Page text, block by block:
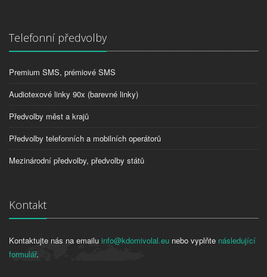
Telefonní předvolby
Premium SMS, prémiové SMS
Audiotexové linky 90x (barevné linky)
Předvolby měst a krajů
Předvolby telefonních a mobilních operátorů
Mezinárodní předvolby, předvolby států
Kontakt
Kontaktujte nás na emailu info@kdomivolal.eu nebo vyplňte následující
formulář.